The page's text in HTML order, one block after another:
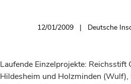
12/01/2009 Deutsche
Laufende Einzelprojekte: Reichsstift
Hildesheim und Holzminden (Wulf),